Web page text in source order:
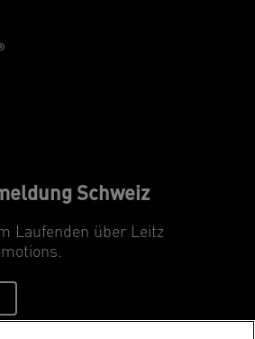
Schweiz
Laufenden über Leitz